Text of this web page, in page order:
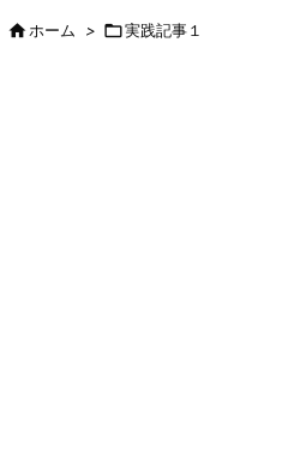
ホーム > 実践記事１